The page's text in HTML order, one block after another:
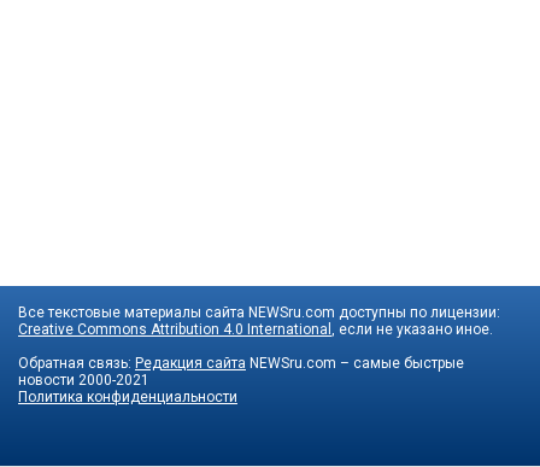
Все текстовые материалы сайта NEWSru.com доступны по лицензии:
Creative Commons Attribution 4.0 International
, если не указано иное.
Обратная связь: Редакция сайта NEWSru.com – самые быстрые
новости 2000-2021
Политика конфиденциальности